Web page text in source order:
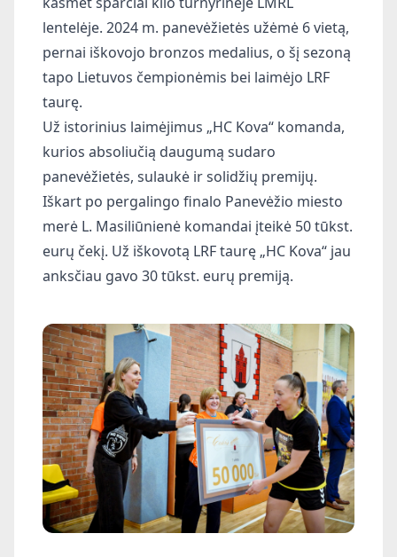
lentelėje. 2024 m. panevėžietės užėmė 6 vietą,
pernai iškovojo bronzos medalius, o šį sezoną
tapo Lietuvos čempionėmis bei laimėjo LRF
taurę.
Už istorinius laimėjimus „HC Kova“ komanda,
kurios absoliučią daugumą sudaro
panevėžietės, sulaukė ir solidžių premijų.
Iškart po pergalingo finalo Panevėžio miesto
merė L. Masiliūnienė komandai įteikė 50 tūkst.
eurų čekį. Už iškovotą LRF taurę „HC Kova“ jau
anksčiau gavo 30 tūkst. eurų premiją.